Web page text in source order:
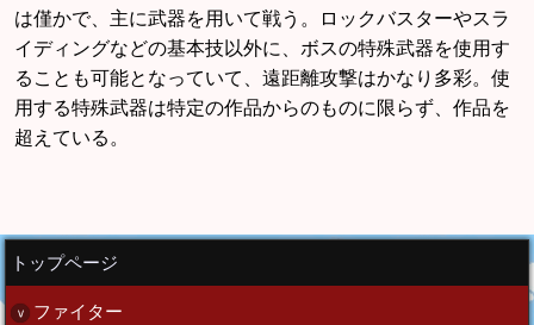
は僅かで、主に武器を用いて戦う。ロックバスターやスラ
イディングなどの基本技以外に、ボスの特殊武器を使用す
ることも可能となっていて、遠距離攻撃はかなり多彩。使
用する特殊武器は特定の作品からのものに限らず、作品を
超えている。
トップページ
ファイター